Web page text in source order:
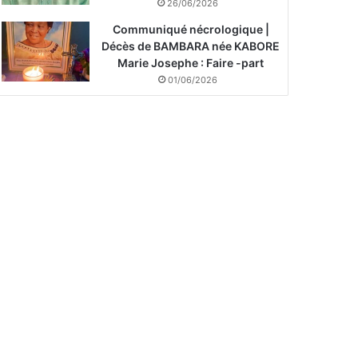
26/06/2026
Communiqué nécrologique |
Décès de BAMBARA née KABORE
Marie Josephe : Faire -part
01/06/2026